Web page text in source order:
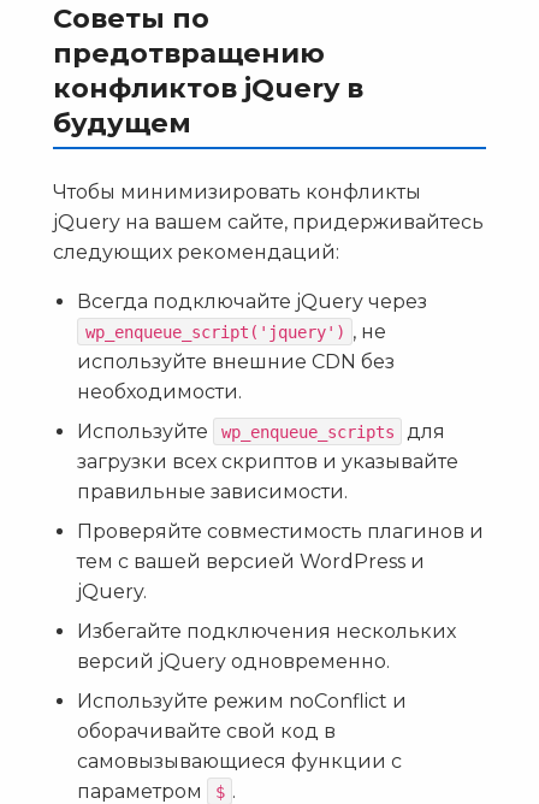
Советы по
предотвращению
конфликтов jQuery в
будущем
Чтобы минимизировать конфликты
jQuery на вашем сайте, придерживайтесь
следующих рекомендаций:
Всегда подключайте jQuery через
wp_enqueue_script('jquery') , не
используйте внешние CDN без
необходимости.
Используйте
wp_enqueue_scripts
для
загрузки всех скриптов и указывайте
правильные зависимости.
Проверяйте совместимость плагинов и
тем с вашей версией WordPress и
jQuery.
Избегайте подключения нескольких
версий jQuery одновременно.
Используйте режим noConflict и
оборачивайте свой код в
самовызывающиеся функции с
параметром
$ .